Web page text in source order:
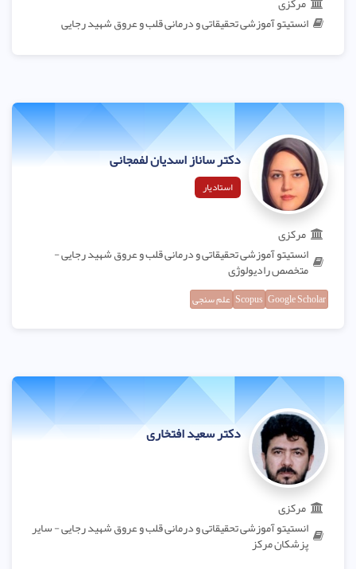
انستیتو آموزشی تحقیقاتی و درمانی قلب و عروق شهید رجایی
دکتر ساناز اسدیان لفمجانی
استادیار
مرکزی
انستیتو آموزشی تحقیقاتی و درمانی قلب و عروق شهید رجایی -
متخصص رادیولوژی
Google Scholar
Scopus علم سنجی
دکتر سعید افتخاری
مرکزی
انستیتو آموزشی تحقیقاتی و درمانی قلب و عروق شهید رجایی - سایر
پزشکان مرکز